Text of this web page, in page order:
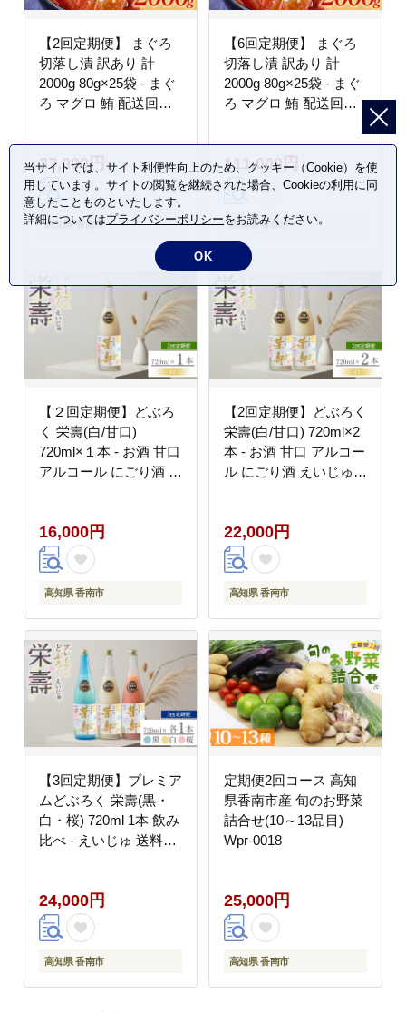
【2回定期便】 まぐろ
切落し漬 訳あり 計
2000g 80g×25袋 - まぐ
ろ マグロ 鮪 配送回数
介 冷凍食品 加工品 漬
けマグロ 海鮮丼 まぐろ
漬け丼 刺身 おかず お
つまみ 刺身 株式会社大
熊 高知県 香南市 冷凍
37,000円
高知県 香南市
【6回定期便】 まぐろ
切落し漬 訳あり 計
2000g 80g×25袋 - まぐ
ろ マグロ 鮪 配送回数
介 冷凍食品 加工品 漬
けマグロ 海鮮丼 まぐろ
漬け丼 刺身 おかず お
熊 高知県 香南市 冷凍
Wda-0047
111,000円
高知県 香南市
【２回定期便】どぶろ
く 栄壽(白/甘口)
720ml×１本 - お酒 甘口
アルコール にごり酒 え
のし どぶろく工房香南
高知県 香南市 Wdb-
0044
16,000円
高知県 香南市
【2回定期便】どぶろく
栄壽(白/甘口) 720ml×2
本 - お酒 甘口 アルコー
ル にごり酒 えいじゅ
どぶろく工房香南 高知
県 香南市 Wdb-0046
22,000円
高知県 香南市
【3回定期便】プレミア
ムどぶろく 栄壽(黒・
白・桜) 720ml 1本 飲み
比べ - えいじゅ 送料無
アルコール のし 3種類
ギフト プレゼント どぶ
ろく工房香南 高知県 香
南市 冷凍 Wdb-0048
24,000円
高知県 香南市
定期便2回コース 高知
県香南市産 旬のお野菜
詰合せ(10～13品目)
Wpr-0018
25,000円
高知県 香南市
当サイトでは、サイト利便性向上のため、クッキー（Cookie）を使
用しています。サイトの閲覧を継続された場合、Cookieの利用に同
意したことものといたします。
詳細についてはプライバシーポリシーをお読みください。
OK